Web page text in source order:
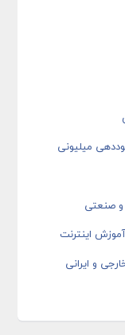
میلیونی
و صنعتی
اینترنت
و ایرانی